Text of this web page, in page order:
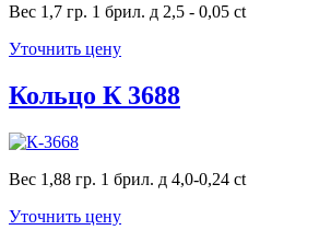
Вес 1,7 гр. 1 брил. д 2,5 - 0,05 ct
Уточнить цену
Кольцо К 3688
Вес 1,88 гр. 1 брил. д 4,0-0,24 ct
Уточнить цену